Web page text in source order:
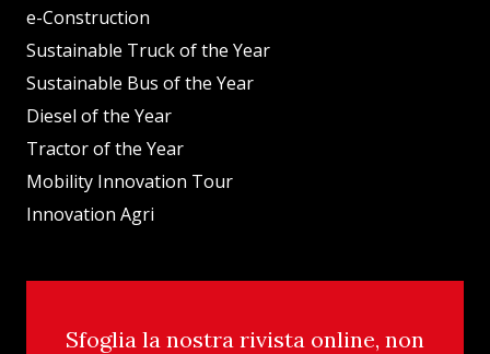
e-Construction
Sustainable Truck of the Year
Sustainable Bus of the Year
Diesel of the Year
Tractor of the Year
Mobility Innovation Tour
Innovation Agri
Sfoglia la nostra rivista online, non